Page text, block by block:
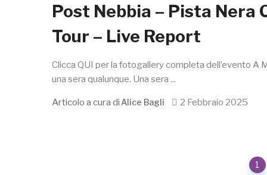
Post Nebbia – Pista Nera
Tour – Live Report
Clicca QUI per la fotogallery completa dell’evento A
una sera qualunque. Una sera ...
Articolo a cura di Alice Bagli 2 Febbraio 2025
1